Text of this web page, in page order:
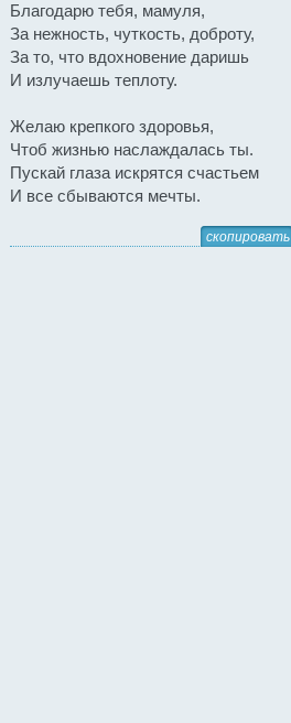
Благодарю тебя, мамуля,
За нежность, чуткость, доброту,
За то, что вдохновение даришь
И излучаешь теплоту.
Желаю крепкого здоровья,
Чтоб жизнью наслаждалась ты.
Пускай глаза искрятся счастьем
И все сбываются мечты.
скопировать